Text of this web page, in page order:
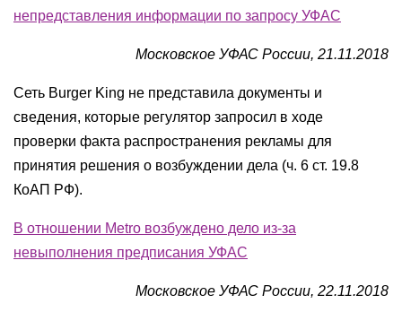
непредставления информации по запросу УФАС
Московское УФАС России, 21.11.2018
Сеть Burger King не представила документы и
сведения, которые регулятор запросил в ходе
проверки факта распространения рекламы для
принятия решения о возбуждении дела (ч. 6 ст. 19.8
КоАП РФ).
В отношении Metro возбуждено дело из-за
невыполнения предписания УФАС
Московское УФАС России, 22.11.2018